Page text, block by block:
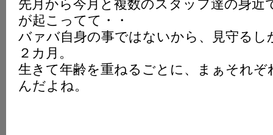
先月から今月と複数のスタッフ達の身近
が起こってて・・
バァバ自身の事ではないから、見守るし
２カ月。
生きて年齢を重ねるごとに、まぁそれぞ
んだよね。